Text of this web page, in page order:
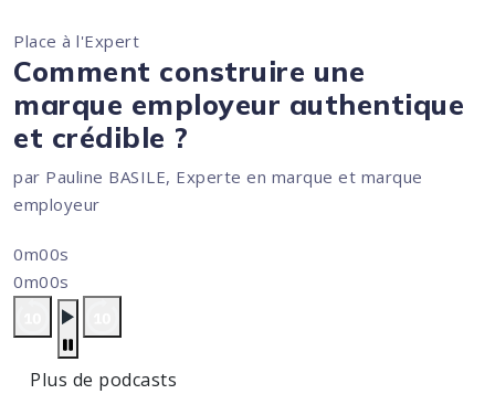
Place à l'Expert
Comment construire une
marque employeur authentique
et crédible ?
par Pauline BASILE, Experte en marque et marque
employeur
0m00s
0m00s
Plus de podcasts